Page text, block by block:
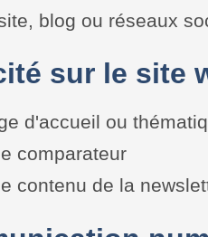
blog ou réseaux
sur le site
d'accueil ou
comparateur
contenu de la